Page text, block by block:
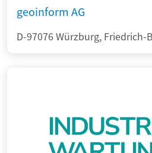
geoinform AG
D-97076 Würzburg, Friedrich-